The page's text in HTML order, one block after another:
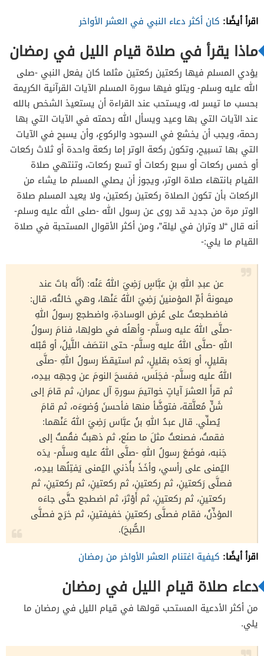
اقرأ أيضًا: كان أكثر دعاء النبي في العشر الأواخر
ماذا يقرأ في صلاة قيام الليل في رمضان
يؤدي المسلم فيها ركعتين ركعتين مثلما كان يفعل النبي -صلى
الله عليه وسلم- ويتلو فيها سورة المسلم الآيات القرآنية الكريمة
بحسب ما تيسر له، ويستحب عند القراءة أن يستعيذ الشخص بالله
عند الآيات التي بها وعيد ويسأل الله رحمته في الآيات التي بها
رحمة، ويجب أن يخشع في السجود والركوع، وأن يسبح في الآيات
التي بها تسبيح، وتكون ركعة الوتر إما ركعة واحدة أو ثلاث ركعات
أو خمس ركعات أو سبع ركعات أو تسع ركعات، وتنتهي صلاة
القيام بانتهاء صلاة الوتر، ويجوز أن يصلي المسلم ما يشاء من
الركعات بأن تكون الصلاة ركعتين ركعتين، ولا يعيد المسلم صلاة
الوتر مرة من جديد قد روى عن رسول الله -صلى الله عليه وسلم-
أنه قال “لا وتران في ليلة”، ومن أكثر الأقوال المستحبة في صلاة
القيام ما يلي:-
عن عبدِ اللهِ بنِ عبَّاسٍ رَضِيَ اللهُ عَنْه: (أنَّه باتَ عند
ميمونةَ أمِّ المؤمنينَ رَضِيَ اللهُ عَنْها، وهي خالتُه، قال:
فاضطجعتُ على عُرضِ الوسادةِ، واضطجع رسولُ اللهِ
-صلَّى اللهُ عليه وسلَّم- وأهلُه في طولِها، فنامَ رسولُ
اللهِ -صلَّى اللهُ عليه وسلَّم- حتى انتصَف اللَّيلُ، أو قَبْله
بقليلٍ، أو بَعدَه بقليلٍ، ثم استيقظَ رسولُ اللهِ -صلَّى
اللهُ عليه وسلَّم- فجَلَس، فمَسحَ النومَ عن وجهِه بيدِه،
ثم قرأَ العشرَ آياتٍ خواتيمَ سورةِ آل عمران، ثم قامَ إلى
شَنٍّ مُعلَّقة، فتوضَّأ منها فأحسنَ وُضوءَه، ثم قامَ
يُصلِّي. قال عبدُ اللهِ بنُ عبَّاس رَضِيَ اللهُ عَنْهما:
فقمتُ، فصنعتُ مثلَ ما صنَع، ثم ذهبتُ فقُمتُ إلى
جَنبه، فوضَعَ رسولُ اللهِ -صلَّى اللهُ عليه وسلَّم- يدَه
اليُمنى على رأسي، وأخَذَ بأُذني اليُمنى يَفتِلُها بيدِه،
فصلَّى رَكعتينِ، ثم ركعتينِ، ثم ركعتينِ، ثم ركعتينِ، ثم
ركعتينِ، ثم ركعتينِ، ثم أَوْتَرَ، ثم اضطجع حتَّى جاءَه
المؤذِّنُ، فقام فصلَّى ركعتينِ خفيفتينِ، ثم خرَج فصلَّى
الصُّبحَ).
اقرأ أيضًا: كيفية اغتنام العشر الأواخر من رمضان
دعاء صلاة قيام الليل في رمضان
من أكثر الأدعية المستحب قولها في قيام الليل في رمضان ما
يلي.